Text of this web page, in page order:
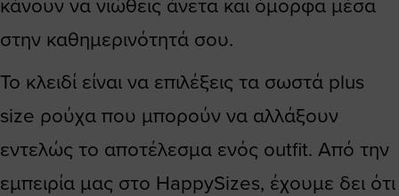
κάνουν να νιώθεις άνετα και όμορφα μέσα
στην καθημερινότητά σου.
Το κλειδί είναι να επιλέξεις τα σωστά plus
size ρούχα που μπορούν να αλλάξουν
εντελώς το αποτέλεσμα ενός outfit. Από την
εμπειρία μας στο HappySizes, έχουμε δει ότι